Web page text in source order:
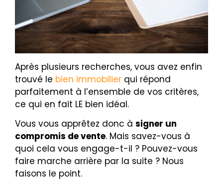
Après plusieurs recherches, vous avez enfin
trouvé le bien immobilier qui répond
parfaitement à l’ensemble de vos critères,
ce qui en fait LE bien idéal.
Vous vous apprêtez donc à signer un
compromis de vente. Mais savez-vous à
quoi cela vous engage-t-il ? Pouvez-vous
faire marche arrière par la suite ? Nous
faisons le point.